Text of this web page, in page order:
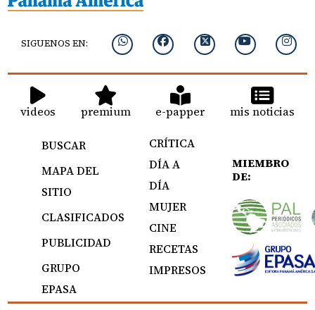
SIGUENOS EN:
videos premium e-papper mis noticias
BUSCAR
MAPA DEL
SITIO
CLASIFICADOS
PUBLICIDAD
GRUPO
EPASA
CRÍTICA
DÍA A
DÍA
MUJER
CINE
RECETAS
IMPRESOS
MIEMBRO
DE: